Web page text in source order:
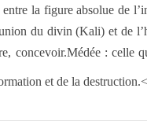
la figure absolue de
du divin (Kali) et de
: celle
et de la